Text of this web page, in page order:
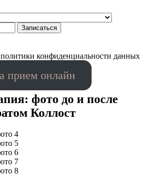
Записаться
политики конфиденциальности данных
прием онлайн
фото до и после
Коллост